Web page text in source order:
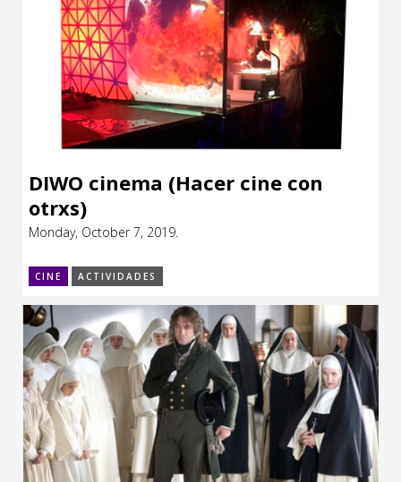
DIWO cinema (Hacer cine con
otrxs)
Monday, October 7, 2019.
CINE ACTIVIDADES